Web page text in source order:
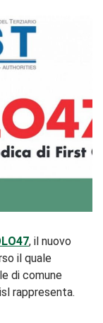
, il nuovo
il quale
di comune
rappresenta.